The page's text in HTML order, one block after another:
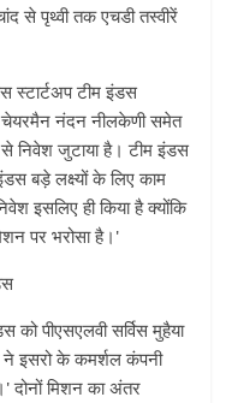
से पृथ्वी तक एचडी तस्वीरें
स्टार्टअप टीम इंडस
नंदन नीलकेणी समेत
निवेश जुटाया है। टीम इंडस
बड़े लक्ष्यों के लिए काम
इसलिए ही किया है क्योंकि
पर भरोसा है।'
पीएसएलवी सर्विस मुहैया
ने इसरो के कमर्शल कंपनी
दोनों मिशन का अंतर